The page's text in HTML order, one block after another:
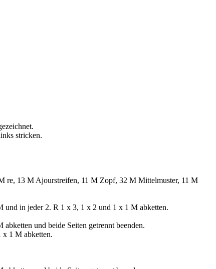
stricken.
re, 13 M Ajourstreifen, 11 M Zopf, 32 M Mittelmuster, 11 M
und in jeder 2. R 1 х 3, 1 х 2 und 1 х 1 M abketten.
und beide Seiten getrennt beenden.
x 1 M abketten.